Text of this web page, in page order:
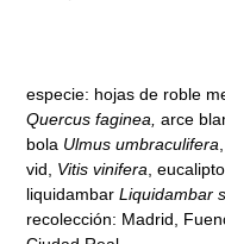
especie: hojas de roble
Quercus faginea, arce
bola Ulmus umbraculifera
vid, Vitis vinifera ,
liquidambar Liquidambar
recolección: Madrid,